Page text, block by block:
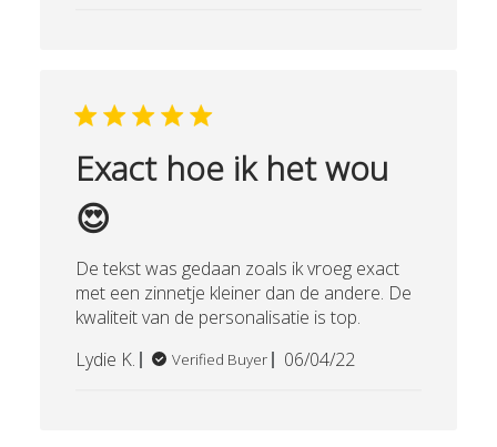
Exact hoe ik het wou
😍
De tekst was gedaan zoals ik vroeg exact
met een zinnetje kleiner dan de andere. De
kwaliteit van de personalisatie is top.
Lydie K.
Verified Buyer
Published
06/04/22